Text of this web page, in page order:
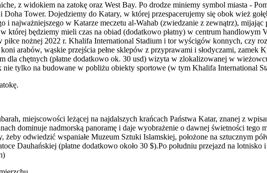
z widokiem na zatokę oraz West Bay. Po drodze miniemy symbol miasta -
Tower. Dojedziemy do Katary, w której przespacerujemy się obok wież
i najważniejszego w Katarze meczetu al-Wahab (zwiedzanie z zewnątrz),
której będziemy mieli czas na obiad (dodatkowo płatny) w centrum
nożnej 2022 r. Khalifa International Stadium i tor wyścigów konnych, czy
arabów, wąskie przejścia pełne sklepów z przyprawami i słodyczami,
dla chętnych (płatne dodatkowo ok. 30 usd) wizyta w zlokalizowanej w
nie tylko na budowane w pobliżu obiekty sportowe (w tym Khalifa International
miejscowości leżącej na najdalszych krańcach Państwa Katar, znanej z
dominuje nadmorską panoramę i daje wyobrażenie o dawnej świetności
odwiedzić wspaniałe Muzeum Sztuki Islamskiej, położone na sztucznym
Dauhańskiej (płatne dodatkowo około 30 $).Po południu przejazd na